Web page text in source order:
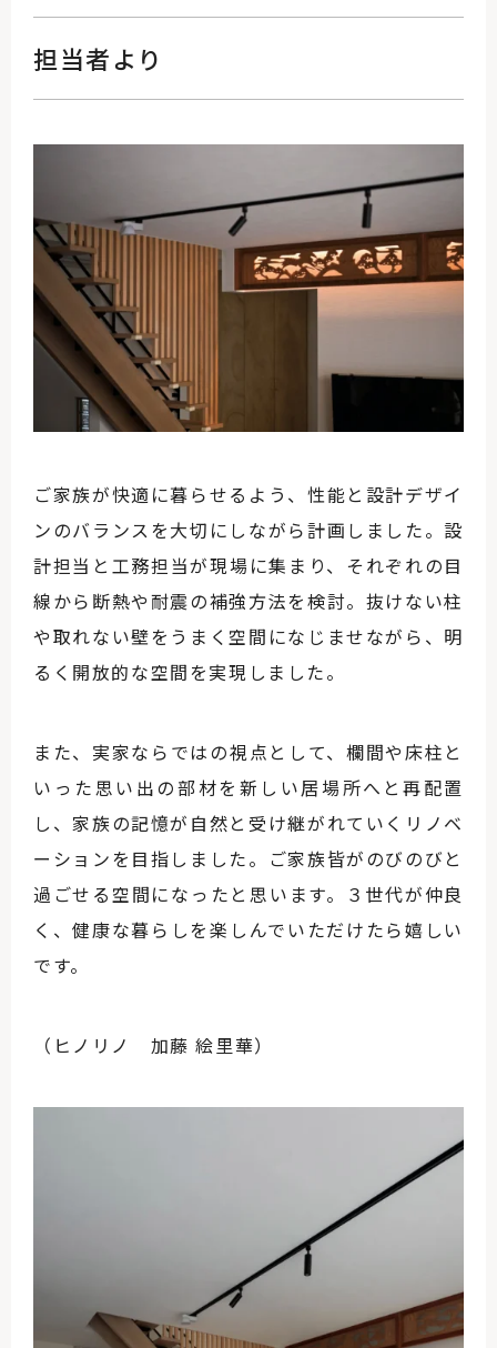
担当者より
ご家族が快適に暮らせるよう、性能と設計デザイ
ンのバランスを大切にしながら計画しました。設
計担当と工務担当が現場に集まり、それぞれの目
線から断熱や耐震の補強方法を検討。抜けない柱
や取れない壁をうまく空間になじませながら、明
るく開放的な空間を実現しました。
また、実家ならではの視点として、欄間や床柱と
いった思い出の部材を新しい居場所へと再配置
し、家族の記憶が自然と受け継がれていくリノベ
ーションを目指しました。ご家族皆がのびのびと
過ごせる空間になったと思います。３世代が仲良
く、健康な暮らしを楽しんでいただけたら嬉しい
です。
（ヒノリノ 加藤 絵里華）